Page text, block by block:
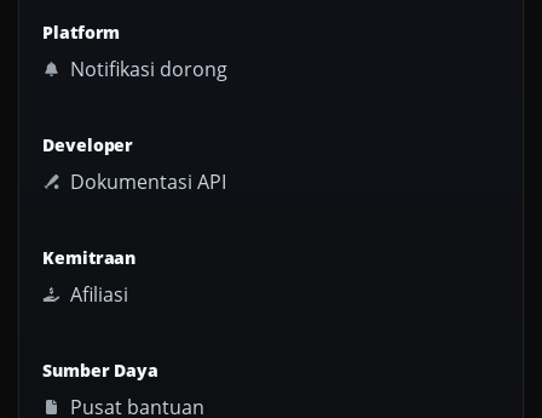
Platform
Notifikasi dorong
Developer
Dokumentasi API
Kemitraan
Afiliasi
Sumber Daya
Pusat bantuan